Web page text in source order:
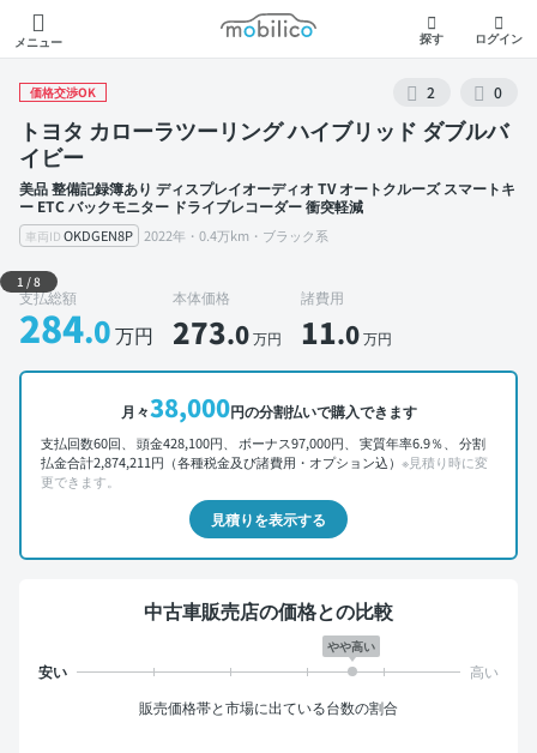
メニュー
モビリコ
探す ログイン
価格交渉OK 2 0
トヨタ カローラツーリング ハイブリッド ダブルバ
イビー
美品 整備記録簿あり ディスプレイオーディオ TV オートクルーズ スマートキ
ー ETC バックモニター ドライブレコーダー 衝突軽減
車両ID OKDGEN8P 2022年・0.4万km・ブラック系
外装 左前
1 /8
支払総額
284.0万円
本体価格
273.0万円
諸費用
11.0万円
月々38,000円の分割払いで購入できます
支払回数60回、 頭金428,100円、 ボーナス97,000円、 実質年率6.9％、 分割
払金合計2,874,211円（各種税金及び諸費用・オプション込） ※見積り時に変
更できます。
見積りを表示する
中古車販売店の価格との比較
やや高い
販売価格帯と市場に出ている台数の割合